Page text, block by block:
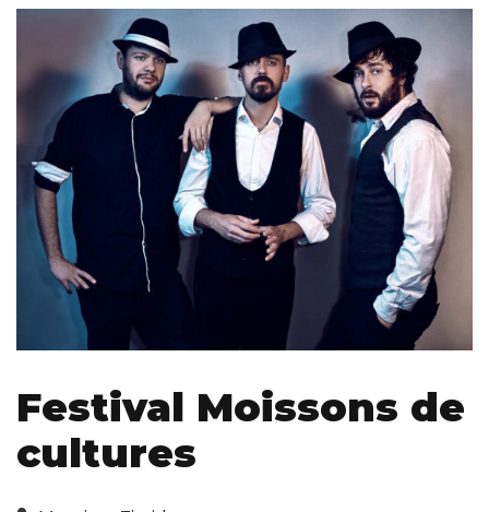
Festival Moissons de
cultures